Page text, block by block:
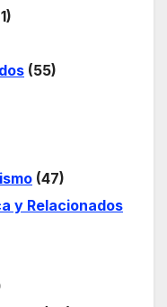
(55)
(47)
y Relacionados